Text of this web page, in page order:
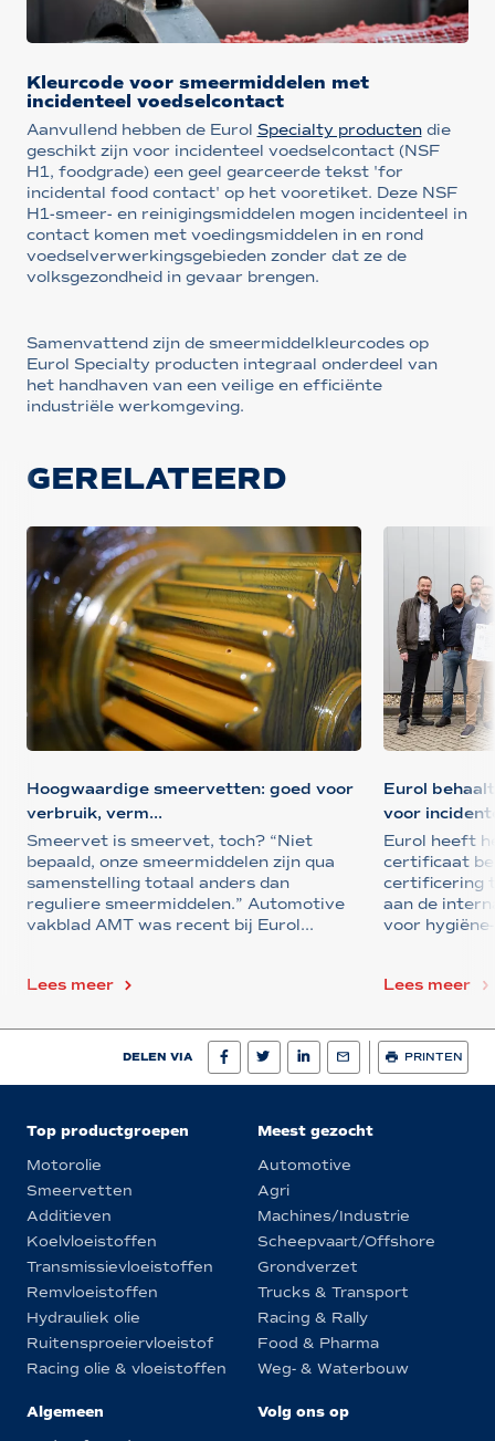
Kleurcode voor smeermiddelen met
incidenteel voedselcontact
Aanvullend hebben de Eurol Specialty productendie
geschikt zijn voor incidenteel voedselcontact (NSF
H1, foodgrade) een geel gearceerde tekst 'for
incidental food contact' op het vooretiket. Deze NSF
H1-smeer- en reinigingsmiddelen mogen incidenteel in
contact komen met voedingsmiddelen in en rond
voedselverwerkingsgebieden zonder dat ze de
volksgezondheid in gevaar brengen.
Samenvattend zijn de smeermiddelkleurcodes op
Eurol Specialty producten integraal onderdeel van
het handhaven van een veilige en efficiënte
industriële werkomgeving.
GERELATEERD
Hoogwaardige smeervetten: goed voor
verbruik, verm...
Smeervet is smeervet, toch? “Niet
bepaald, onze smeermiddelen zijn qua
samenstelling totaal anders dan
reguliere smeermiddelen.” Automotive
vakblad AMT was recent bij Eurol...
Lees meer
Eurol
voor
Eurol heeft
certificaat
certificering
aan de
voor
Lees meer
DELEN VIA PRINTEN
Top productgroepen
Motorolie
Smeervetten
Additieven
Koelvloeistoffen
Transmissievloeistoffen
Remvloeistoffen
Hydrauliek olie
Ruitensproeiervloeistof
Racing olie & vloeistoffen
Meest gezocht
Automotive
Agri
Machines/Industrie
Scheepvaart/Offshore
Grondverzet
Trucks & Transport
Racing & Rally
Food & Pharma
Weg- & Waterbouw
Algemeen
Volg ons op